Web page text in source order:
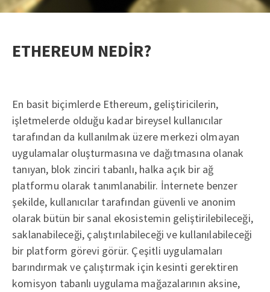
ETHEREUM NEDİR?
En basit biçimlerde Ethereum, geliştiricilerin,
işletmelerde olduğu kadar bireysel kullanıcılar
tarafından da kullanılmak üzere merkezi olmayan
uygulamalar oluşturmasına ve dağıtmasına olanak
tanıyan, blok zinciri tabanlı, halka açık bir ağ
platformu olarak tanımlanabilir. İnternete benzer
şekilde, kullanıcılar tarafından güvenli ve anonim
olarak bütün bir sanal ekosistemin geliştirilebileceği,
saklanabileceği, çalıştırılabileceği ve kullanılabileceği
bir platform görevi görür. Çeşitli uygulamaları
barındırmak ve çalıştırmak için kesinti gerektiren
komisyon tabanlı uygulama mağazalarının aksine,